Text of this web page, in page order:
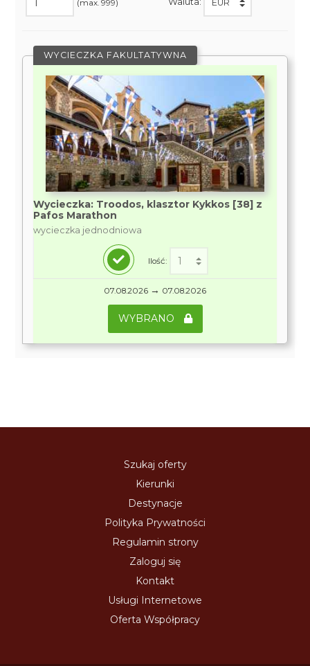
(max. 999)
WYCIECZKA FAKULTATYWNA
Wycieczka: Troodos, klasztor Kykkos [38] z
Pafos Marathon
wycieczka jednodniowa
Ilość:
07.08.2026 → 07.08.2026
WYBRANO
Szukaj oferty
Kierunki
Destynacje
Polityka Prywatności
Regulamin strony
Zaloguj się
Kontakt
Usługi Internetowe
Oferta Współpracy